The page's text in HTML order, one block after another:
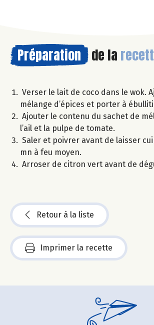
Préparation de la
Verser le lait de coco dans le wok.
mélange d’épices et porter à
Ajouter le contenu du sachet de
l’ail et la pulpe de tomate.
Saler et poivrer avant de laisser
mn à feu moyen.
Arroser de citron vert avant de
Retour à la liste
Imprimer la recette